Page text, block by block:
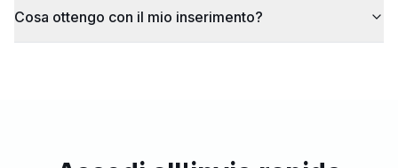
Cosa ottengo con il mio inserimento?